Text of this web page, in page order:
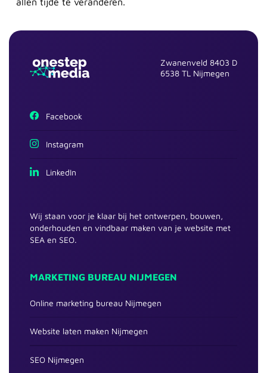
Zwanenveld 8403 D
6538 TL Nijmegen
Facebook
Instagram
LinkedIn
Wij staan voor je klaar bij het ontwerpen, bouwen,
onderhouden en vindbaar maken van je website met
SEA en SEO.
MARKETING BUREAU NIJMEGEN
Online marketing bureau Nijmegen
Website laten maken Nijmegen
SEO Nijmegen